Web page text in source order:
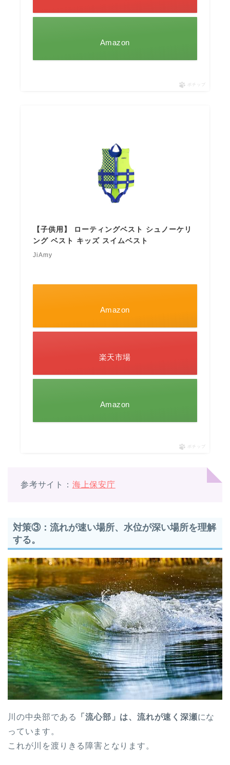
Amazon
ポチップ
【子供用】 ローティングベスト シュノーケリ
ング ベスト キッズ スイムベスト
JiAmy
Amazon
楽天市場
Amazon
ポチップ
参考サイト： 海上保安庁
対策③：流れが速い場所、水位が深い場所を理解
する。
川の中央部である 「流心部」は、流れが速く深瀬にな
っています。
これが川を渡りきる障害となります。